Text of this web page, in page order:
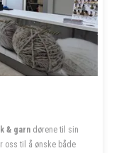
& garn dørene til sin
oss til å ønske både